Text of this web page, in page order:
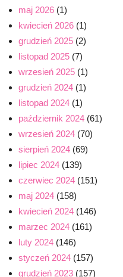
maj 2026 (1)
kwiecień 2026 (1)
grudzień 2025 (2)
listopad 2025 (7)
wrzesień 2025 (1)
grudzień 2024 (1)
listopad 2024 (1)
październik 2024 (61)
wrzesień 2024 (70)
sierpień 2024 (69)
lipiec 2024 (139)
czerwiec 2024 (151)
maj 2024 (158)
kwiecień 2024 (146)
marzec 2024 (161)
luty 2024 (146)
styczeń 2024 (157)
grudzień 2023 (157)